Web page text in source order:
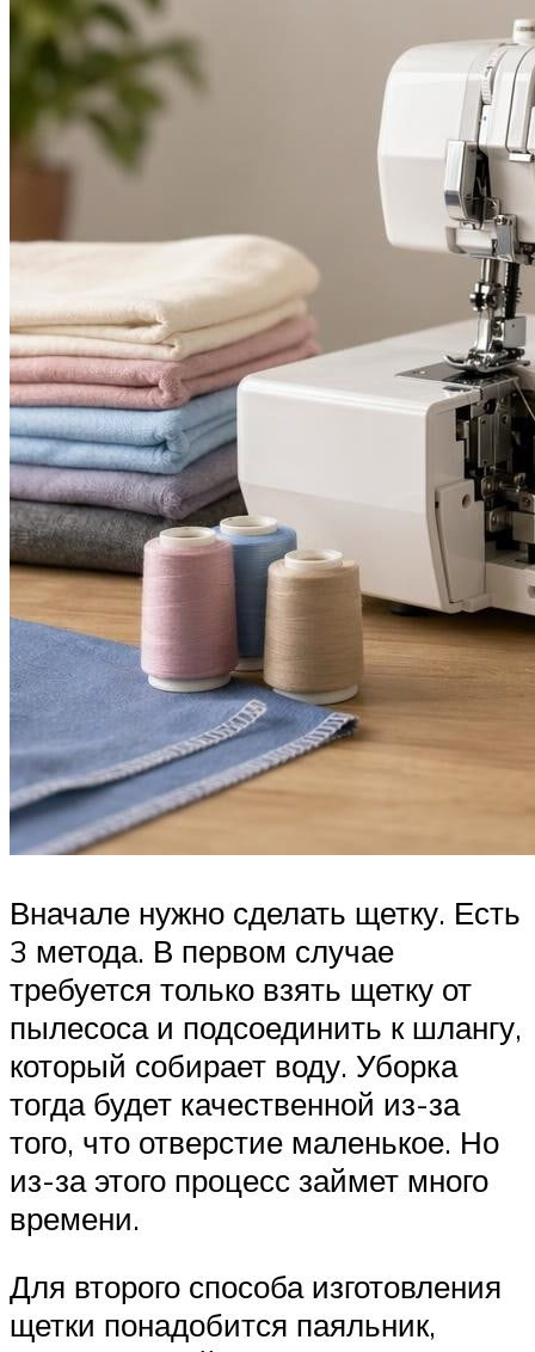
Вначале нужно сделать щетку. Есть
3 метода. В первом случае
требуется только взять щетку от
пылесоса и подсоединить к шлангу,
который собирает воду. Уборка
тогда будет качественной из-за
того, что отверстие маленькое. Но
из-за этого процесс займет много
времени.
Для второго способа изготовления
щетки понадобится паяльник,